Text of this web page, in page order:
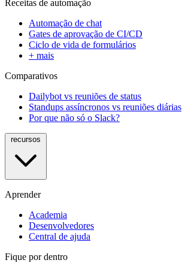
Receitas de automação
Automação de chat
Gates de aprovação de CI/CD
Ciclo de vida de formulários
+ mais
Comparativos
Dailybot vs reuniões de status
Standups assíncronos vs reuniões diárias
Por que não só o Slack?
Aprender
Academia
Desenvolvedores
Central de ajuda
Fique por dentro